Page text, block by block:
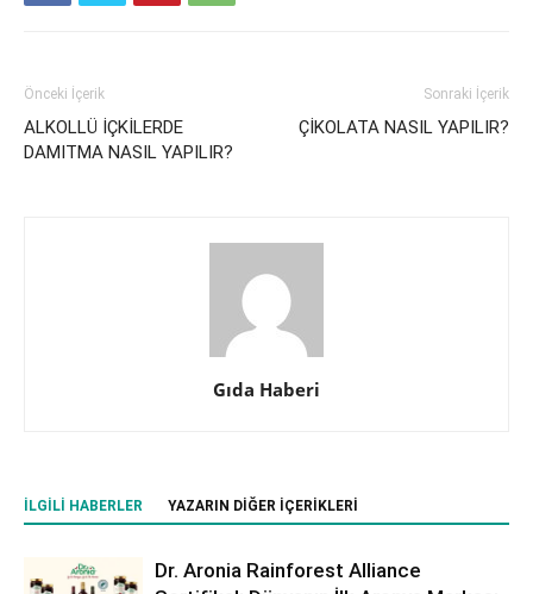
Önceki İçerik
ALKOLLÜ İÇKİLERDE
DAMITMA NASIL YAPILIR?
Sonraki İçerik
ÇİKOLATA NASIL YAPILIR?
Gıda Haberi
İLGILI HABERLER YAZARIN DIĞER İÇERIKLERI
Dr. Aronia Rainforest Alliance